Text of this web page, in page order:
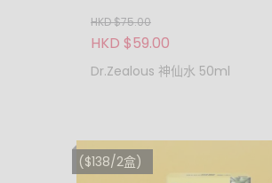
HKD $75.00
HKD $59.00
Dr.Zealous 神仙水 50ml
($138/2盒)